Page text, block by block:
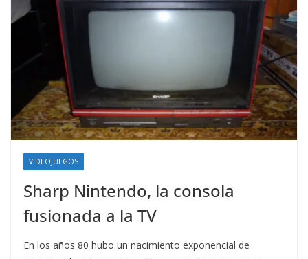
VIDEOJUEGOS
Sharp Nintendo, la consola
fusionada a la TV
En los años 80 hubo un nacimiento exponencial de